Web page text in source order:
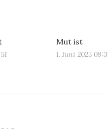
Mut ist
1. Juni 2025